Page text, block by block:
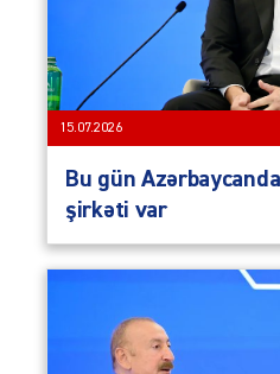
15.07.2026
Bu gün
şirkəti var